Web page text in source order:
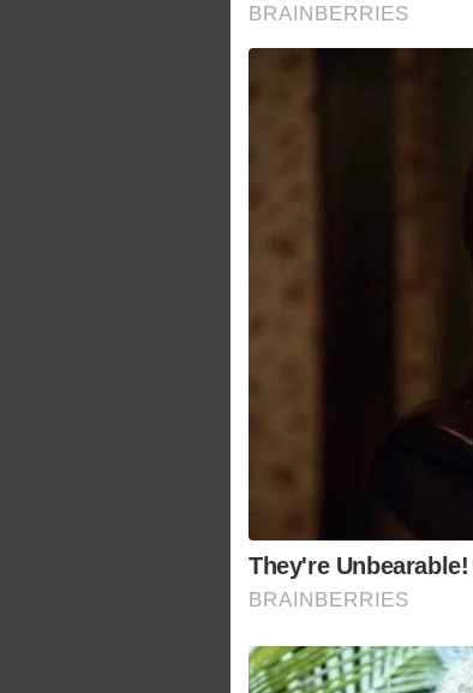
BRAINBERRIES
They're
BRAINBERRIES